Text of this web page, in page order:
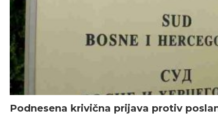
Podnesena krivična prijava protiv